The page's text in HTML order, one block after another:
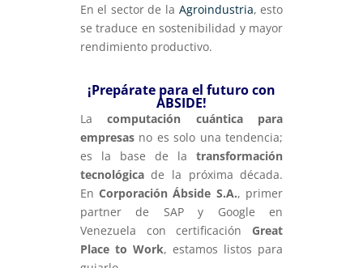
En el sector de la Agroindustria, esto
se traduce en sostenibilidad y mayor
rendimiento productivo.
¡Prepárate para el futuro con
ABSIDE!
Lacomputación cuántica para
empresasno es solo una tendencia;
es la base de latransformación
tecnológicade la próxima década.
EnCorporación Ábside S.A., primer
partner de SAP y Google en
Venezuela con certificación Great
Place to Work, estamos listos para